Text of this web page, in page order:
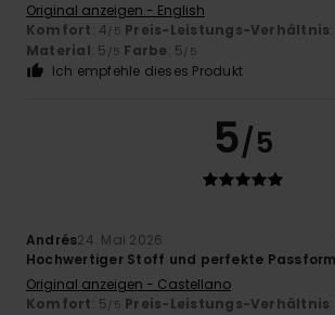
Original anzeigen - English
Komfort: 4/5 Preis-Leistungs-Verhältnis
Material: 5 /5 Farbe: 5/5
Ich empfehle dieses Produkt
5/5
Andrés24. Mai 2026
Hochwertiger Stoff und perfekte Passform
Original anzeigen - Castellano
Komfort: 5/5 Preis-Leistungs-Verhältnis